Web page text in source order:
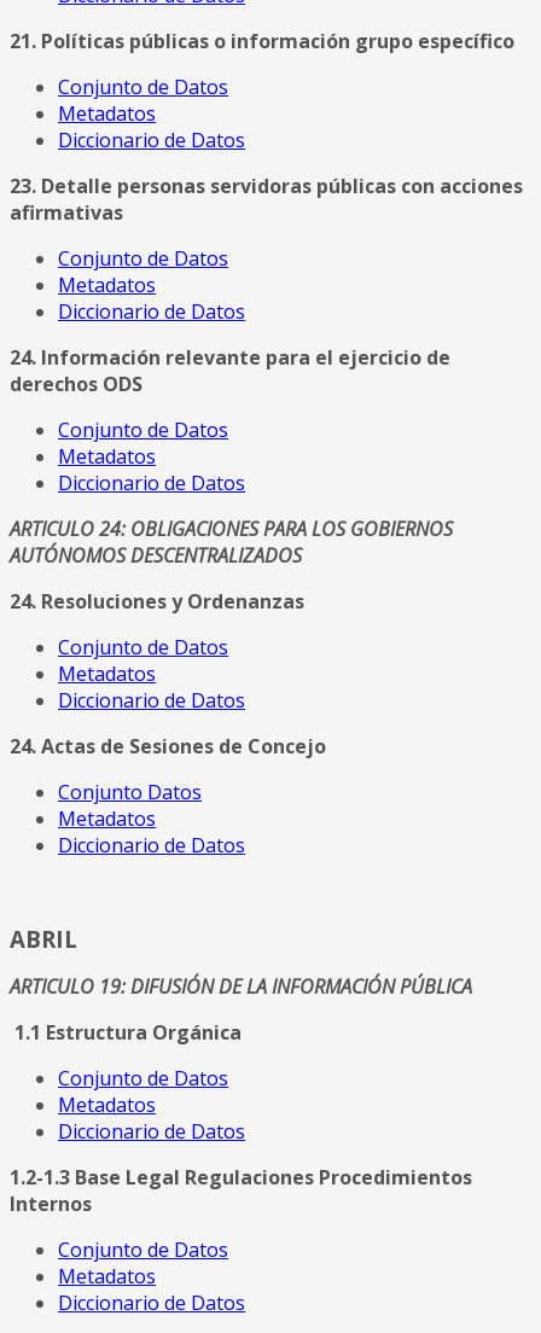
21. Políticas públicas o información grupo específico
Conjunto de Datos
Metadatos
Diccionario de Datos
23. Detalle personas servidoras públicas con acciones
afirmativas
Conjunto de Datos
Metadatos
Diccionario de Datos
24. Información relevante para el ejercicio de
derechos ODS
Conjunto de Datos
Metadatos
Diccionario de Datos
ARTICULO 24: OBLIGACIONES PARA LOS GOBIERNOS
AUTÓNOMOS DESCENTRALIZADOS
24. Resoluciones y Ordenanzas
Conjunto de Datos
Metadatos
Diccionario de Datos
24. Actas de Sesiones de Concejo
Conjunto Datos
Metadatos
Diccionario de Datos
ABRIL
ARTICULO 19: DIFUSIÓN DE LA INFORMACIÓN PÚBLICA
1.1 Estructura Orgánica
Conjunto de Datos
Metadatos
Diccionario de Datos
1.2-1.3 Base Legal Regulaciones Procedimientos
Internos
Conjunto de Datos
Metadatos
Diccionario de Datos